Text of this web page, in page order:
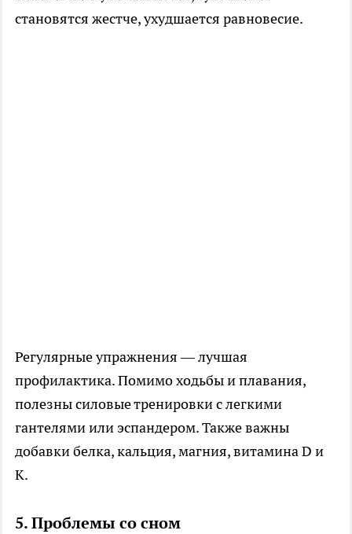
становятся жестче, ухудшается равновесие.
Регулярные упражнения — лучшая
профилактика. Помимо ходьбы и плавания,
полезны силовые тренировки с легкими
гантелями или эспандером. Также важны
добавки белка, кальция, магния, витамина D и
K.
5. Проблемы со сном